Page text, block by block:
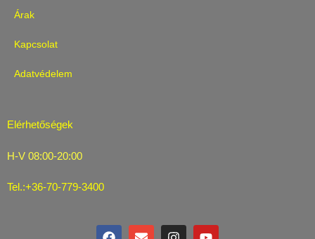
Árak
Kapcsolat
Adatvédelem
Elérhetőségek
H-V 08:00-20:00
Tel.:+36-70-779-3400